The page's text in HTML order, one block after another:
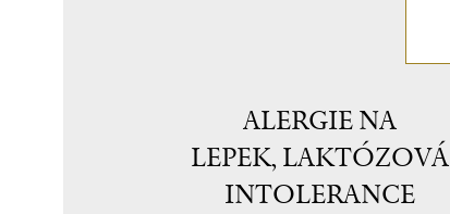
ALERGIE NA
LEPEK, LAKTÓZOVÁ
INTOLERANCE